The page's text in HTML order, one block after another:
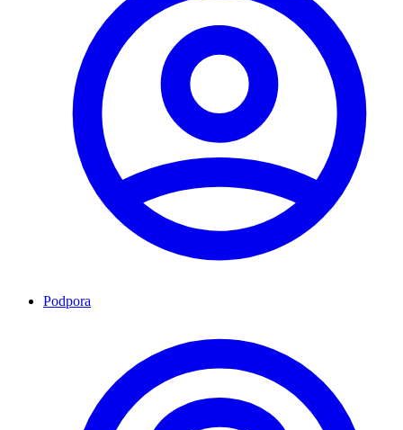
Podpora